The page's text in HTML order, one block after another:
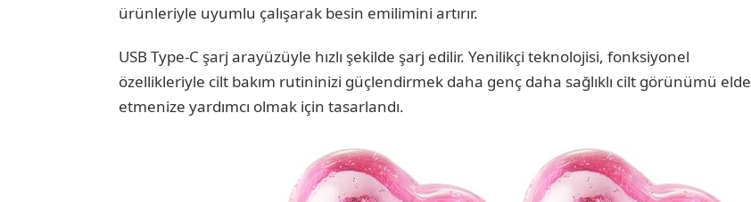
ürünleriyle uyumlu çalışarak besin emilimini artırır.
USB Type-C şarj arayüzüyle hızlı şekilde şarj edilir. Yenilikçi teknolojisi, fonksiyonel
özellikleriyle cilt bakım rutininizi güçlendirmek daha genç daha sağlıklı cilt görünümü elde
etmenize yardımcı olmak için tasarlandı.